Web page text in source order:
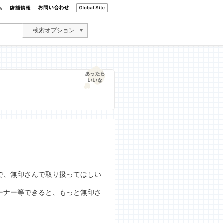
検索オプション
無印さんで取り扱ってほしい
ー等できると、もっと無印さ